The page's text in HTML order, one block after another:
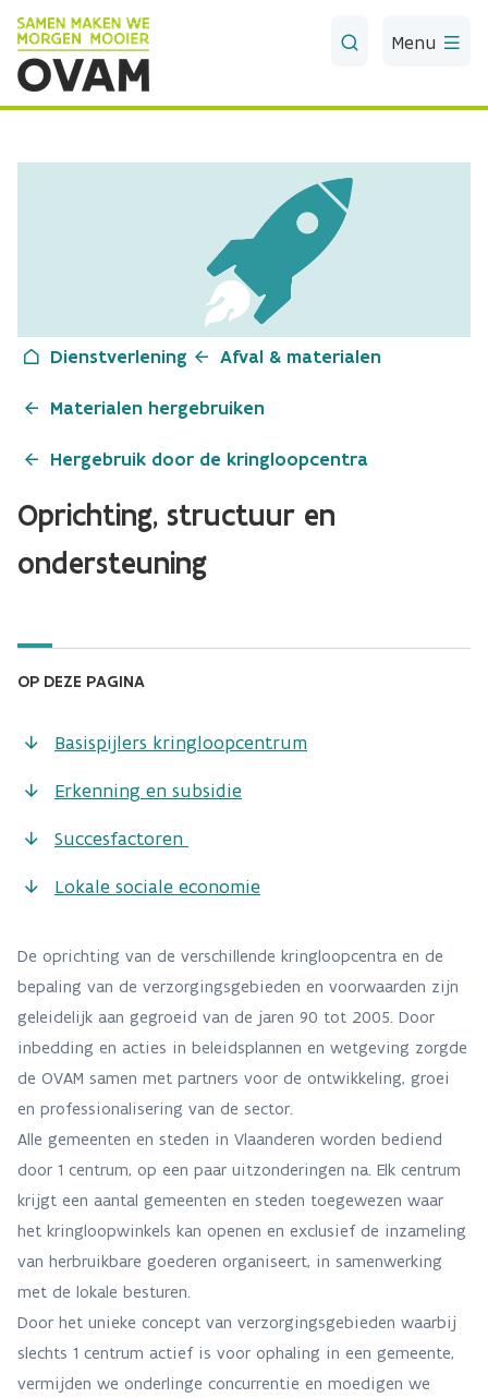
Skip to Main Content
Menu
Dienstverlening Afval & materialen
Materialen hergebruiken
Hergebruik door de kringloopcentra
Oprichting, structuur en
ondersteuning
OP DEZE PAGINA
Basispijlers kringloopcentrum
Erkenning en subsidie
Succesfactoren
Lokale sociale economie
De oprichting van de verschillende kringloopcentra en de
bepaling van de verzorgingsgebieden en voorwaarden zijn
geleidelijk aan gegroeid van de jaren 90 tot 2005. Door
inbedding en acties in beleidsplannen en wetgeving zorgde
de OVAM samen met partners voor de ontwikkeling, groei
en professionalisering van de sector.
Alle gemeenten en steden in Vlaanderen worden bediend
door 1 centrum, op een paar uitzonderingen na. Elk centrum
krijgt een aantal gemeenten en steden toegewezen waar
het kringloopwinkels kan openen en exclusief de inzameling
van herbruikbare goederen organiseert, in samenwerking
met de lokale besturen.
Door het unieke concept van verzorgingsgebieden waarbij
slechts 1 centrum actief is voor ophaling in een gemeente,
vermijden we onderlinge concurrentie en moedigen we